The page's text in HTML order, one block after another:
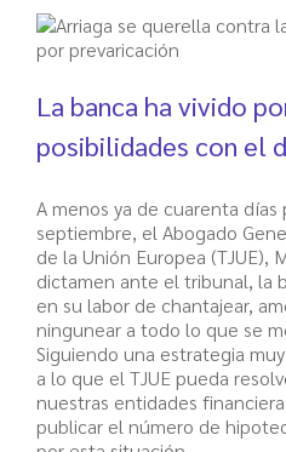
La banca ha vivido
posibilidades con el
A menos ya de cuarenta
septiembre, el Abogado
de la Unión Europea (TJUE),
dictamen ante el tribunal, la
en su labor de chantajear,
ningunear a todo lo que se
Siguiendo una estrategia
a lo que el TJUE pueda
nuestras entidades
publicar el número de